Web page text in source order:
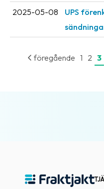
&
Nyhetsarkiv
Kontakta
och
2025-05-08
UPS
föregående 1 2 3